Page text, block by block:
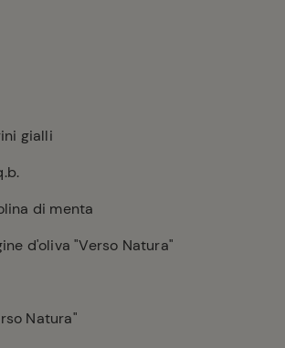
gialli
di menta
d'oliva "Verso Natura"
Natura"